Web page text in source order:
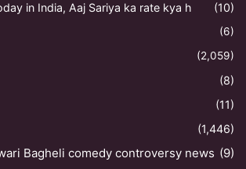
in India, Aaj Sariya ka rate kya h (10)
(6)
(2,059)
(8)
(11)
(1,446)
Bagheli comedy controversy news (9)